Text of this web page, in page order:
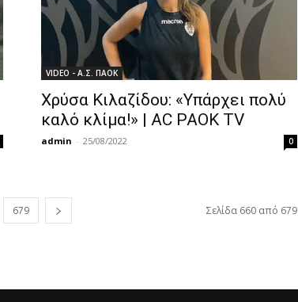
VIDEO - Α.Σ. ΠΑΟΚ
Χρύσα Κιλαζίδου: «Υπάρχει πολύ
καλό κλίμα!» | AC PAOK TV
admin - 25/08/2022 0
679 Σελίδα 660 από 679